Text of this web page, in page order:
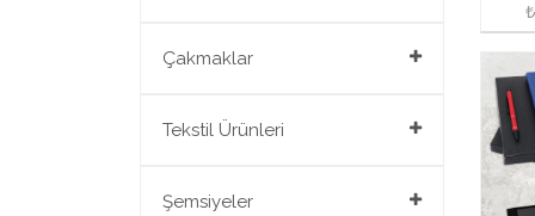
Çakı ve Fenerler
Çakmaklar
Çakmaklar
Tekstil Ürünleri
Tekstil Ürünleri
Şemsiyeler